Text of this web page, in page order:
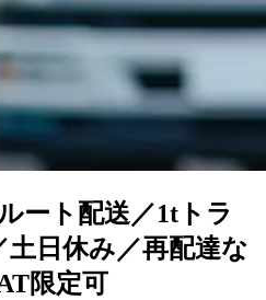
ート配送／1tトラ
土日休み／再配達な
限定可